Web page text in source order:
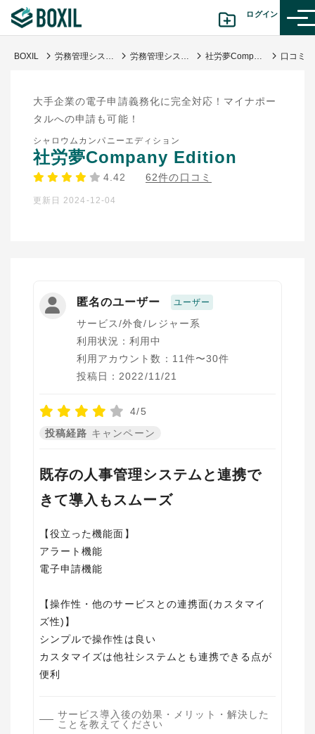
ログイン
診断から探す(β版)
記事から探す
BOXIL 労務管理システム比較おすすめ23選｜独自調査で導く選び方・人気サービス 労務管理システム 社労夢Company Edition
大手企業の電子申請義務化に完全対応！マイナポー
タルへの申請も可能！
シャロウムカンパニーエディション
社労夢Company Edition
4.42 62件の口コミ
更新日 2024-12-04
匿名のユーザー ユーザー
サービス/外食/レジャー系
利用状況：利用中
利用アカウント数：11件〜30件
投稿日：2022/11/21
4/5
投稿経路 キャンペーン
既存の人事管理システムと連携で
きて導入もスムーズ
【役立った機能面】
アラート機能
電子申請機能
【操作性・他のサービスとの連携面(カスタマイ
ズ性)】
シンプルで操作性は良い
カスタマイズは他社システムとも連携できる点が
サービス導入後の効果・メリット・解決した
ことを教えてください